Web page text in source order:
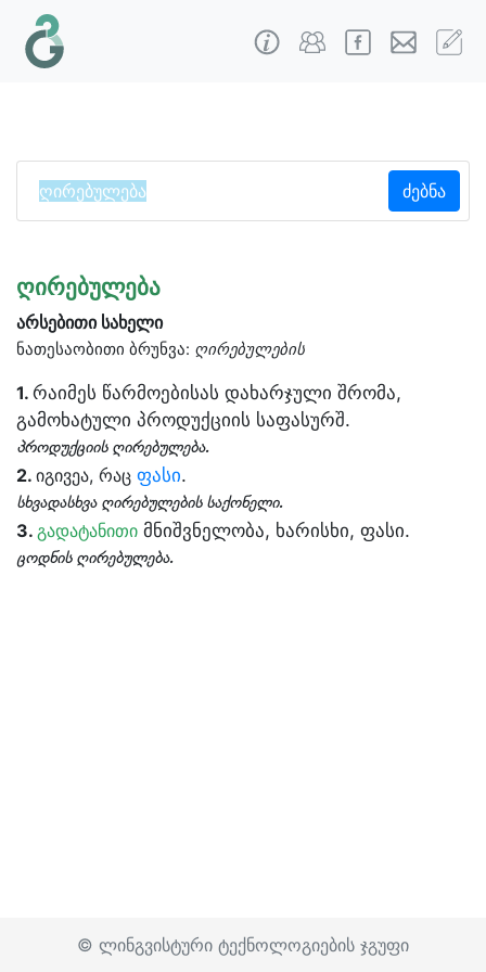
ძებნა
ღირებულება
არსებითი სახელი
ნათესაობითი ბრუნვა: ღირებულების
1. რაიმეს წარმოებისას დახარჯული შრომა,
გამოხატული პროდუქციის საფასურშ.
პროდუქციის ღირებულება.
2. იგივეა, რაც ფასი.
სხვადასხვა ღირებულების საქონელი.
3. გადატანითი მნიშვნელობა, ხარისხი, ფასი.
ცოდნის ღირებულება.
© ლინგვისტური ტექნოლოგიების ჯგუფი